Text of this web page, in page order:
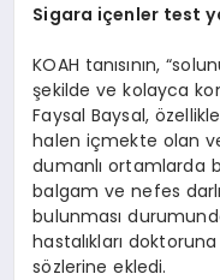
Sigara içenler test
KOAH tanısının,
şekilde ve kolayca
Faysal Baysal,
halen içmekte olan
dumanlı ortamlarda
balgam ve nefes
bulunması
hastalıkları
sözlerine ekledi.